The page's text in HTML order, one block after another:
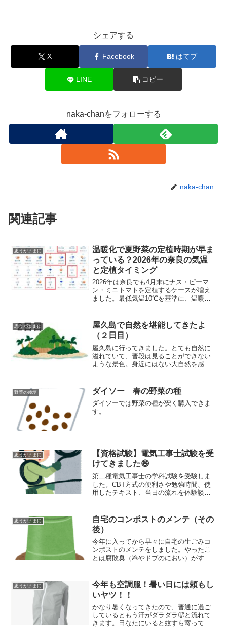
シェアする
X Facebook はてブ
LINE コピー
naka-chanをフォローする
naka-chan
関連記事
思うがままに
温暖化で夏野菜の定植時期が早ま
っている？2026年の奈良の気温
と定植タイミング
2026年は奈良でも4月末にナス・ピーマ
ン・ミニトマトを定植するケースが増え
ました。最低気温10℃を基準に、温暖化
します。
思うがままに
屋久島で自然を堪能してきたよ
（２日目）
屋久島に行ってきました。とても自然に
溢れていて、普段は見ることができない
ような景色。身近にはない大自然を感じ
の便利な生活のありがたさを改めて感じ
ましたよ！
野菜の栽培 ダイソー 春の野菜の種
ダイソーでは野菜の種が安く購入できま
す。
思うがままに
【資格試験】電気工事士試験を受
けてきました😄
第二種電気工事士の学科試験を受験しま
した。CBT方式の便利さや勉強時間、使
用したテキスト、当日の流れを体験談と
思うがままに
自宅のコンポストのメンテ（その
後）
今年に入ってから早々に自宅の生ごみコ
ンポストのメンテをしました。やったこ
とは腐敗臭（💩やドブのにおい）がする
悪臭はなくなり白い菌が表面に発生して
いました。ここに生ごみ（大根やイモの
痛んだ部分）を荒く刻んで放り込んでい
ました。その後の様子を見ていただこう
と思います。
思うがままに
今年も空調服！暑い日には頼もし
いヤツ！！
かなり暑くなってきたので、普通に過ご
しているともう汗がダラダラ🥵と流れて
きます。日なたにいると蚊すら寄ってこ